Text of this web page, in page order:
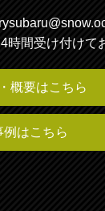
時間受け付けて
概要はこちら
例はこちら